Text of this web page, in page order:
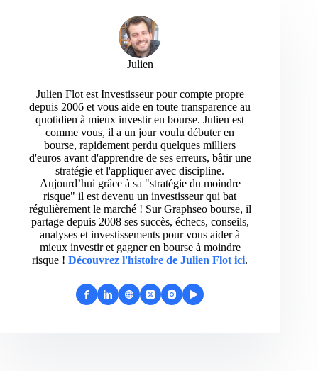
Julien
Julien Flot est Investisseur pour compte propre
depuis 2006 et vous aide en toute transparence au
quotidien à mieux investir en bourse. Julien est
comme vous, il a un jour voulu débuter en
bourse, rapidement perdu quelques milliers
d'euros avant d'apprendre de ses erreurs, bâtir une
stratégie et l'appliquer avec discipline.
Aujourd’hui grâce à sa "stratégie du moindre
risque" il est devenu un investisseur qui bat
régulièrement le marché ! Sur Graphseo bourse, il
partage depuis 2008 ses succès, échecs, conseils,
analyses et investissements pour vous aider à
mieux investir et gagner en bourse à moindre
risque ! Découvrez l'histoire de Julien Flot ici.